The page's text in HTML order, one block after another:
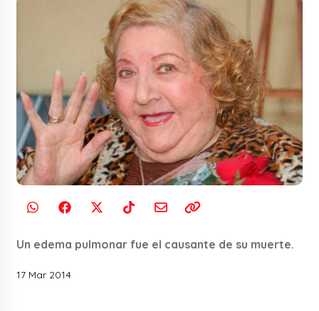
Un edema pulmonar fue el causante de su muerte.
17 Mar 2014